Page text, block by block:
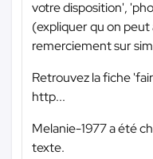
votre disposition',
(expliquer qu on
remerciement sur
Retrouvez la fiche
http...
Melanie-1977 a été
texte.